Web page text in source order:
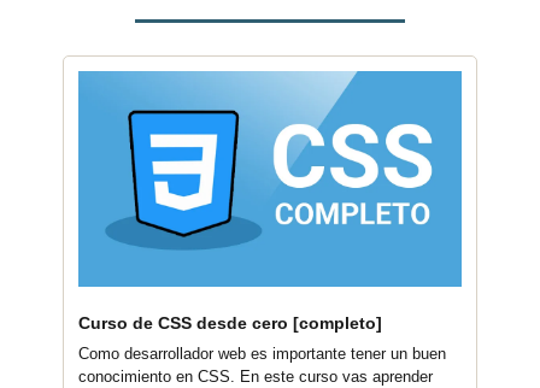
Curso de CSS desde cero [completo]
Como desarrollador web es importante tener un buen
conocimiento en CSS. En este curso vas aprender